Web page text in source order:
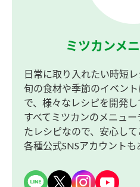
ミツカンメ
日常に取り入れたい時短
旬の食材や季節のイベン
で、様々なレシピを開発し
すべてミツカンのメニュ
たレシピなので、安心して
各種公式SNSアカウントも